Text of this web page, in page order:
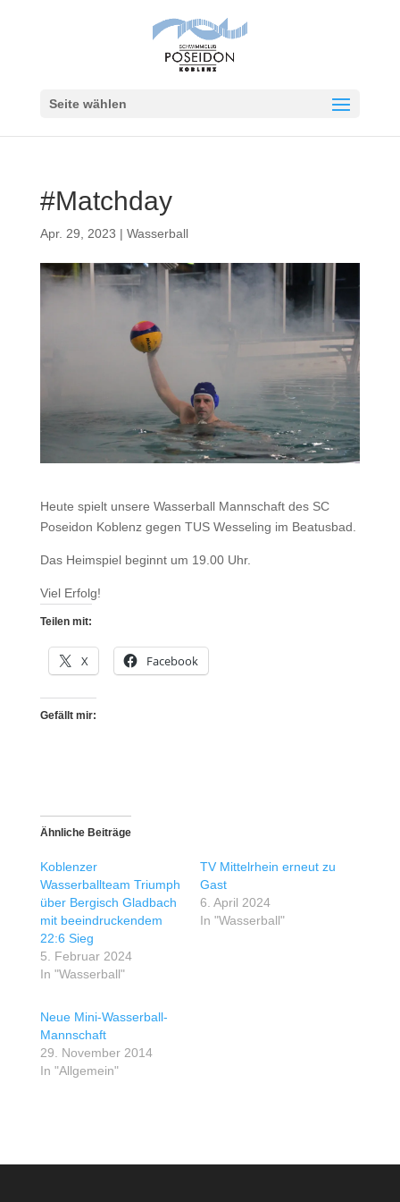
Seite wählen
#Matchday
Apr. 29, 2023 | Wasserball
Heute spielt unsere Wasserball Mannschaft des SC
Poseidon Koblenz gegen TUS Wesseling im Beatusbad.
Das Heimspiel beginnt um 19.00 Uhr.
Viel Erfolg!
Teilen mit:
X Facebook
Gefällt mir:
Ähnliche Beiträge
Koblenzer
Wasserballteam Triumph
über Bergisch Gladbach
mit beeindruckendem
22:6 Sieg
5. Februar 2024
In "Wasserball"
TV Mittelrhein erneut zu
Gast
6. April 2024
In "Wasserball"
Neue Mini-Wasserball-
Mannschaft
29. November 2014
In "Allgemein"